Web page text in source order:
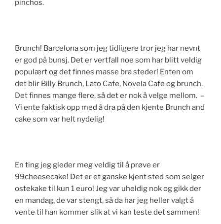
pinchos.
Brunch! Barcelona som jeg tidligere tror jeg har nevnt
er god på bunsj. Det er vertfall noe som har blitt veldig
populært og det finnes masse bra steder! Enten om
det blir Billy Brunch, Lato Cafe, Novela Cafe og brunch.
Det finnes mange flere, så det er nok å velge mellom. –
Vi ente faktisk opp med å dra på den kjente Brunch and
cake som var helt nydelig!
En ting jeg gleder meg veldig til å prøve er
99cheesecake! Det er et ganske kjent sted som selger
ostekake til kun 1 euro! Jeg var uheldig nok og gikk der
en mandag, de var stengt, så da har jeg heller valgt å
vente til han kommer slik at vi kan teste det sammen!